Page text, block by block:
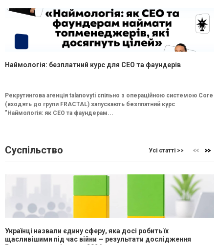
Наймологія: безплатний курс для CEO та фаундерів
Рекрутингова агенція talanovyti спільно з операційною системою Core
(входять до групи FRACTAL) запускають безплатний курс
"Наймологія: як СEO та фаундерам...
Суспільство Усі статті >>
Українці назвали єдину сферу, яка досі робить їх
щасливішими під час війни — результати дослідження